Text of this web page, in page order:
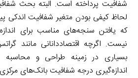
شفافیت پرداخته است. البته بحث
لحاظ کیفی بودن متغیر شفافیت اندکی
که یافتن سنجه‌های مناسب برای
نیست. اگرچه اقتصاددانانی مانند
بسیاری در زمینه طراحی و
اندازه‌گیری درجه شفافیت بانک‌های مرکزی